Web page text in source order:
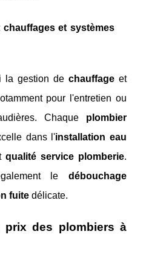
chauffages et systèmes
la gestion de chauffageet
pour l'entretien ou
Chaque plombier
dans l'installation eau
qualité service plomberie.
le débouchage
fuite délicate.
prix des plombiers à